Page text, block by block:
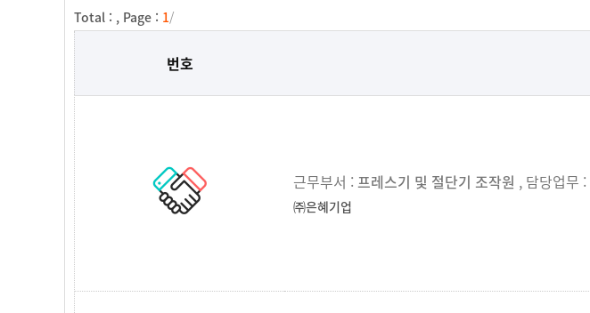
Total : , Page : 1/
번호
근무부서 : 프레스기 및 절단기 조작원 , 담당업무 :
㈜은혜기업